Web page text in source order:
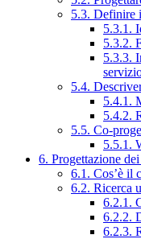
5.3. Definire
5.3.1.
5.3.2.
5.3.3.
5.4.
5.4.1.
5.4.2.
5.5. Co-
5.5.1.
6. Progettazione
6.1. Cos’è il
6.2. Ricerca
6.2.1.
6.2.2.
6.2.3.